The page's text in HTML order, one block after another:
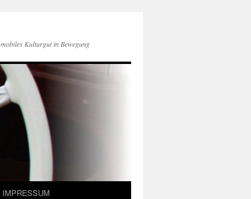
mobiles Kulturgut in Bewegung
IMPRESSUM